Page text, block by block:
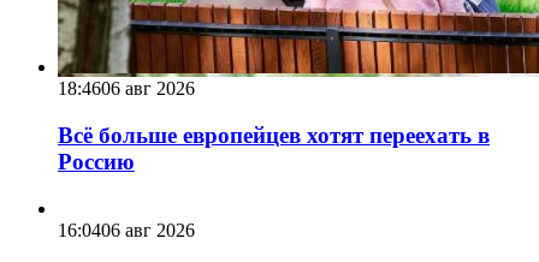
18:4606 авг 2026
Всё больше европейцев хотят переехать в
Россию
16:0406 авг 2026